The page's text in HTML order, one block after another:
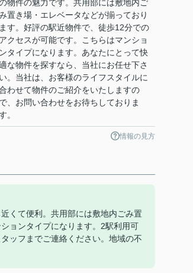
物件の魅力です。共用部には敷地内ご
置き場・エレベータなどが揃っており
ます。好評の駅近物件で、徒歩12分での
アクセスが可能です。こちらはマンショ
ンタイプになります。あなたにとって快
な物件を探すなら、当社にお任せ下さ
い。当社は、お客様のライフスタイルに
わせて物件のご紹介をいたしますの
で、お問い合わせをお待ちしておりま
。
情報の見方
くて便利。共用部には敷地内ごみ置
ョンタイプになります。2駅利用可
ッフまでご連絡ください。地域の不